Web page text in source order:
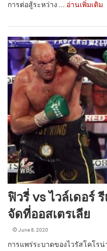
การต่อสู้ระหว่าง ... อ่านเพิ่มเติม
ฟิวรี่ vs ไวล์เดอร์
จัดที่ออสเตรเลีย
June 8, 2020
การแพร่ระบาดของไวรัสโคโร